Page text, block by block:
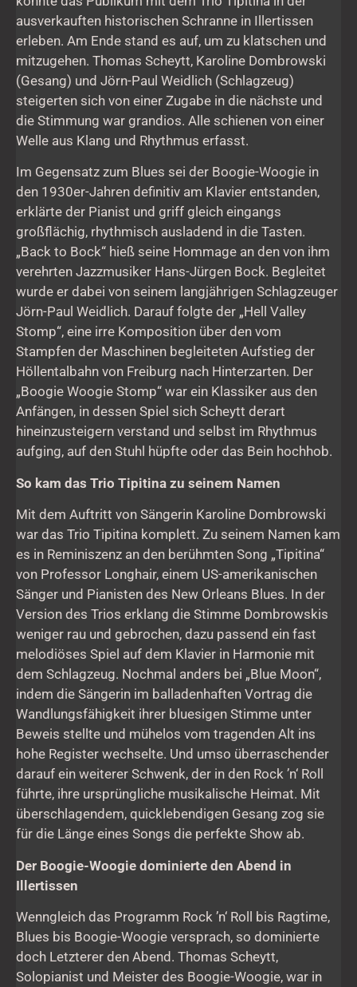
ausverkauften historischen Schranne in Illertissen
erleben. Am Ende stand es auf, um zu klatschen und
mitzugehen. Thomas Scheytt, Karoline Dombrowski
(Gesang) und Jörn-Paul Weidlich (Schlagzeug)
steigerten sich von einer Zugabe in die nächste und
die Stimmung war grandios. Alle schienen von einer
Welle aus Klang und Rhythmus erfasst.
Im Gegensatz zum Blues sei der Boogie-Woogie in
den 1930er-Jahren definitiv am Klavier entstanden,
erklärte der Pianist und griff gleich eingangs
großflächig, rhythmisch ausladend in die Tasten.
„Back to Bock“ hieß seine Hommage an den von ihm
verehrten Jazzmusiker Hans-Jürgen Bock. Begleitet
wurde er dabei von seinem langjährigen Schlagzeuger
Jörn-Paul Weidlich. Darauf folgte der „Hell Valley
Stomp“, eine irre Komposition über den vom
Stampfen der Maschinen begleiteten Aufstieg der
Höllentalbahn von Freiburg nach Hinterzarten. Der
„Boogie Woogie Stomp“ war ein Klassiker aus den
Anfängen, in dessen Spiel sich Scheytt derart
hineinzusteigern verstand und selbst im Rhythmus
aufging, auf den Stuhl hüpfte oder das Bein hochhob.
So kam das Trio Tipitina zu seinem Namen
Mit dem Auftritt von Sängerin Karoline Dombrowski
war das Trio Tipitina komplett. Zu seinem Namen kam
es in Reminiszenz an den berühmten Song „Tipitina“
von Professor Longhair, einem US-amerikanischen
Sänger und Pianisten des New Orleans Blues. In der
Version des Trios erklang die Stimme Dombrowskis
weniger rau und gebrochen, dazu passend ein fast
melodiöses Spiel auf dem Klavier in Harmonie mit
dem Schlagzeug. Nochmal anders bei „Blue Moon“,
indem die Sängerin im balladenhaften Vortrag die
Wandlungsfähigkeit ihrer bluesigen Stimme unter
Beweis stellte und mühelos vom tragenden Alt ins
hohe Register wechselte. Und umso überraschender
darauf ein weiterer Schwenk, der in den Rock ’n‘ Roll
führte, ihre ursprüngliche musikalische Heimat. Mit
überschlagendem, quicklebendigen Gesang zog sie
für die Länge eines Songs die perfekte Show ab.
Der Boogie-Woogie dominierte den Abend in
Illertissen
Wenngleich das Programm Rock ’n‘ Roll bis Ragtime,
Blues bis Boogie-Woogie versprach, so dominierte
doch Letzterer den Abend. Thomas Scheytt,
Solopianist und Meister des Boogie-Woogie, war in